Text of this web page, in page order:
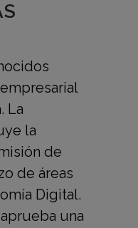
La
la
de
de áreas
Digital.
una